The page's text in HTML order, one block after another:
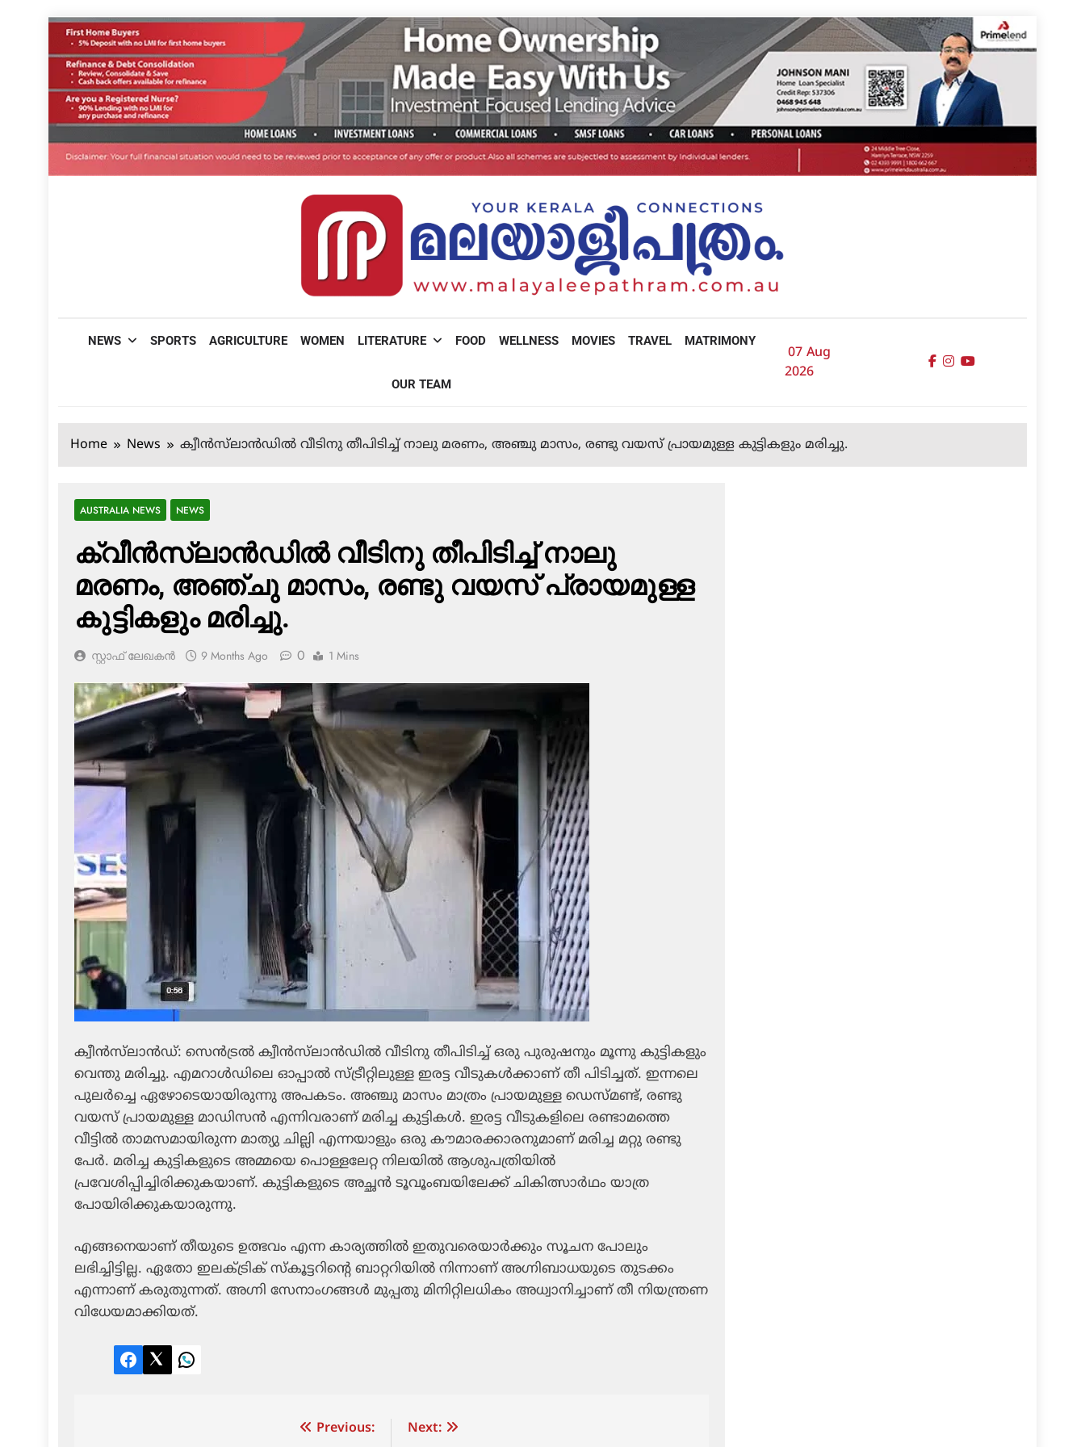
Skip
content
NEWS SPORTS AGRICULTURE WOMEN LITERATURE FOOD WELLNESS MOVIES TRAVEL MATRIMONY
OUR TEAM
07 Aug
2026
Home News ക്വീന്‍സ്‌ലാന്‍ഡില്‍ വീടിനു തീപിടിച്ച് നാലു മരണം, അഞ്ചു മാസം, രണ്ടു വയസ് പ്രായമുള്ള കുട്ടികളും മരിച്ചു.
AUSTRALIA NEWS NEWS
ക്വീന്‍സ്‌ലാന്‍ഡില്‍ വീടിനു തീപിടിച്ച് നാലു
മരണം, അഞ്ചു മാസം, രണ്ടു വയസ് പ്രായമുള്ള
കുട്ടികളും മരിച്ചു.
സ്റ്റാഫ് ലേഖകൻ 9 Months Ago 0 1 Mins
ക്വീന്‍സ്‌ലാന്‍ഡ്: സെന്‍ട്രല്‍ ക്വീന്‍സ്‌ലാന്‍ഡില്‍ വീടിനു തീപിടിച്ച് ഒരു പുരുഷനും മൂന്നു കുട്ടികളും
വെന്തു മരിച്ചു. എമറാള്‍ഡിലെ ഓപ്പാല്‍ സ്ട്രീറ്റിലുള്ള ഇരട്ട വീടുകള്‍ക്കാണ് തീ പിടിച്ചത്. ഇന്നലെ
പുലര്‍ച്ചെ ഏഴോടെയായിരുന്നു അപകടം. അഞ്ചു മാസം മാത്രം പ്രായമുള്ള ഡെസ്മണ്ട്, രണ്ടു
വയസ് പ്രായമുള്ള മാഡിസന്‍ എന്നിവരാണ് മരിച്ച കുട്ടികള്‍. ഇരട്ട വീടുകളിലെ രണ്ടാമത്തെ
വീട്ടില്‍ താമസമായിരുന്ന മാത്യു ചില്ലി എന്നയാളും ഒരു കൗമാരക്കാരനുമാണ് മരിച്ച മറ്റു രണ്ടു
പേര്‍. മരിച്ച കുട്ടികളുടെ അമ്മയെ പൊള്ളലേറ്റ നിലയില്‍ ആശുപത്രിയില്‍
പ്രവേശിപ്പിച്ചിരിക്കുകയാണ്. കുട്ടികളുടെ അച്ഛന്‍ ടൂവൂംബയിലേക്ക് ചികിത്സാര്‍ഥം യാത്ര
പോയിരിക്കുകയാരുന്നു.
എങ്ങനെയാണ് തീയുടെ ഉത്ഭവം എന്ന കാര്യത്തില്‍ ഇതുവരെയാര്‍ക്കും സൂചന പോലും
ലഭിച്ചിട്ടില്ല. ഏതോ ഇലക്ട്രിക് സ്‌കൂട്ടറിന്റെ ബാറ്ററിയില്‍ നിന്നാണ് അഗ്നിബാധയുടെ തുടക്കം
എന്നാണ് കരുതുന്നത്. അഗ്നി സേനാംഗങ്ങള്‍ മുപ്പതു മിനിറ്റിലധികം അധ്വാനിച്ചാണ് തീ നിയന്ത്രണ
വിധേയമാക്കിയത്.
Facebook
TwitterLinkedIn
Previous: Next: